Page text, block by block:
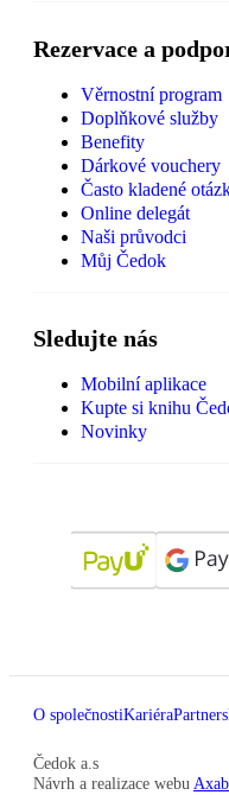
Rezervace a
Věrnostní program
Doplňkové služby
Benefity
Dárkové vouchery
Často kladené
Online delegát
Naši průvodci
Můj Čedok
Sledujte nás
Mobilní aplikace
Kupte si knihu
Novinky
O společnostiKariéra
Čedok a.s
Návrh a realizace webu